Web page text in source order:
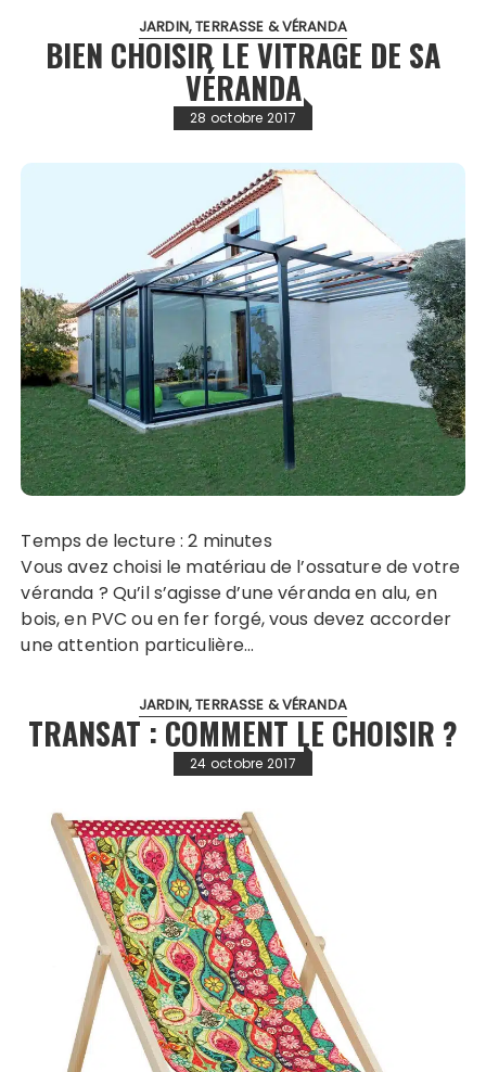
JARDIN, TERRASSE & VÉRANDA
BIEN CHOISIR LE VITRAGE DE SA
VÉRANDA
28 octobre 2017
Temps de lecture :2 minutes
Vous avez choisi le matériau de l’ossature de votre
véranda ? Qu’il s’agisse d’une véranda en alu, en
bois, en PVC ou en fer forgé, vous devez accorder
une attention particulière…
JARDIN, TERRASSE & VÉRANDA
TRANSAT : COMMENT LE CHOISIR ?
24 octobre 2017